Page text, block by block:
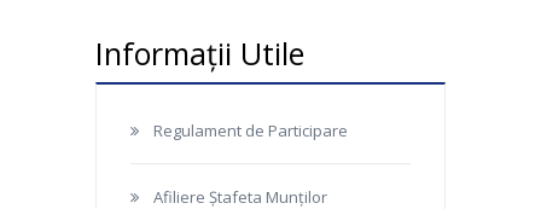
Informații Utile
Regulament de Participare
Afiliere Ștafeta Munților